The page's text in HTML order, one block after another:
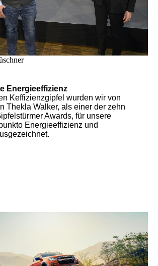
Energieeffizienz
Keffizienzgipfel wurden wir von
Thekla Walker, als einer der zehn
Awards, für unsere
Energieeffizienz und